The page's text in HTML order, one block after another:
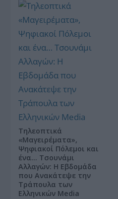
Τηλεοπτικά
«Μαγειρέματα»,
Ψηφιακοί Πόλεμοι και
ένα… Τσουνάμι
Αλλαγών: Η Εβδομάδα
που Ανακάτεψε την
Τράπουλα των
Ελληνικών Media